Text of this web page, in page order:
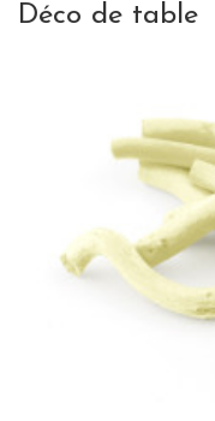
Déco de table